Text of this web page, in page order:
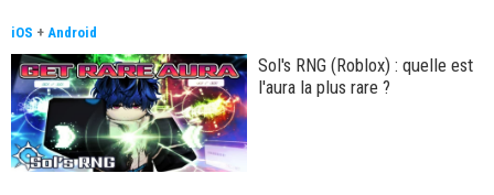
iOS + Android
Sol's RNG (Roblox) : quelle est
l'aura la plus rare ?